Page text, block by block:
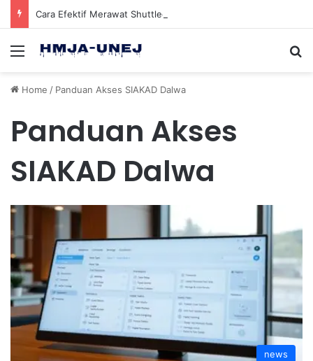
Menu
Home / Panduan Akses SIAKAD Dalwa
Panduan Akses
SIAKAD Dalwa
news